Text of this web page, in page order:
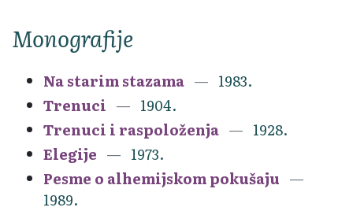
Monografije
Na starim stazama
1983.
Trenuci
1904.
Trenuci i raspoloženja
1928.
Elegije
1973.
Pesme o alhemijskom pokušaju
1989.